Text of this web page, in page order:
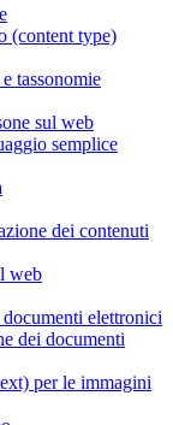
(content type)
tassonomie
sul web
semplice
dei contenuti
web
elettronici
dei documenti
per le immagini